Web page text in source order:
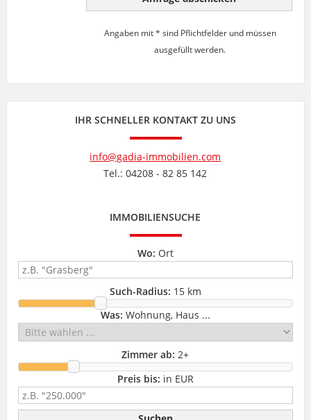
Angaben mit * sind Pflichtfelder und müssen
ausgefüllt werden.
IHR SCHNELLER KONTAKT ZU UNS
info@gadia-immobilien.com
Tel.: 04208 - 82 85 142
IMMOBILIENSUCHE
Wo: Ort
Such-Radius: 15 km
Was: Wohnung, Haus ...
Zimmer ab: 2+
Preis bis: in EUR